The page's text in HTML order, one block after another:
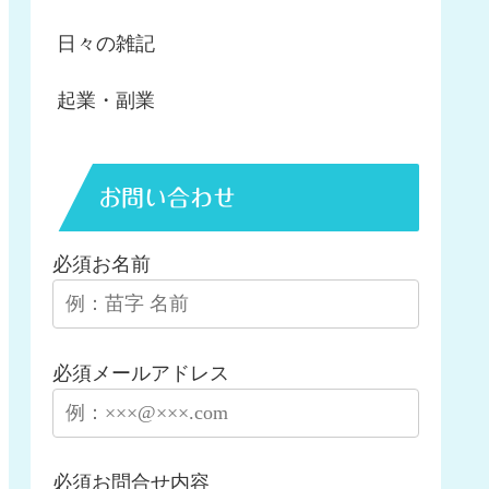
日々の雑記
起業・副業
お問い合わせ
必須お名前
必須 メールアドレス
必須お問合せ内容